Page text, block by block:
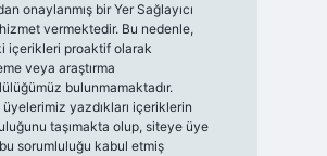
onaylanmış bir Yer Sağlayıcı
vermektedir. Bu nedenle,
içerikleri proaktif olarak
veya araştırma
bulunmamaktadır.
yazdıkları içeriklerin
taşımakta olup, siteye üye
sorumluluğu kabul etmiş